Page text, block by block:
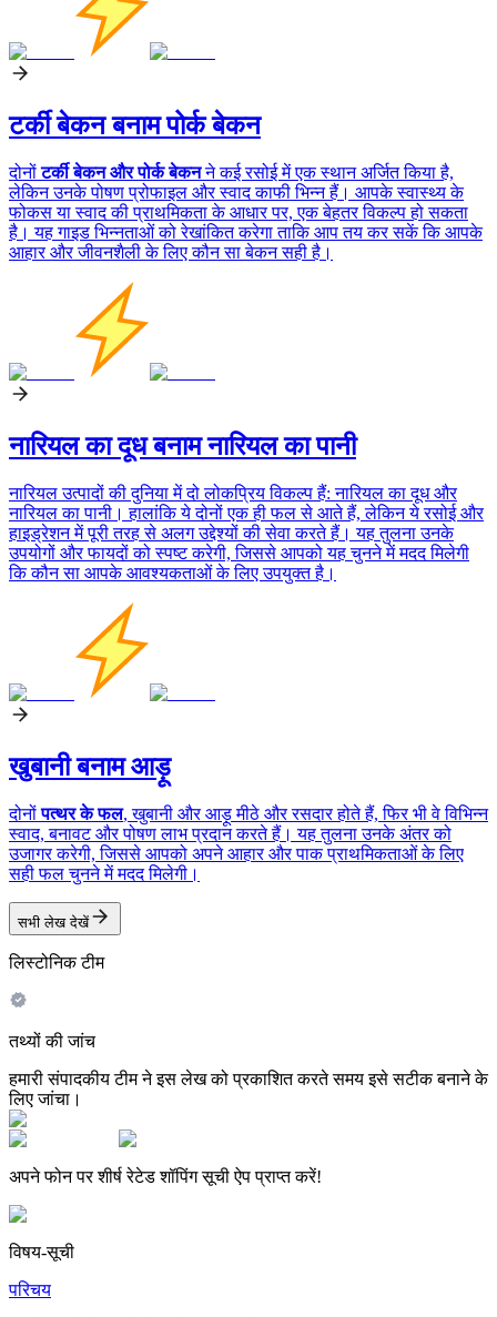
टर्की बेकन बनाम पोर्क बेकन
दोनोंटर्की बेकन और पोर्क बेकनने कई रसोई में एक स्थान अर्जित किया है,
लेकिन उनके पोषण प्रोफाइल और स्वाद काफी भिन्न हैं। आपके स्वास्थ्य के
फोकस या स्वाद की प्राथमिकता के आधार पर, एक बेहतर विकल्प हो सकता
है। यह गाइड भिन्नताओं को रेखांकित करेगा ताकि आप तय कर सकें कि आपके
आहार और जीवनशैली के लिए कौन सा बेकन सही है।
नारियल का दूध बनाम नारियल का पानी
नारियल उत्पादों की दुनिया में दो लोकप्रिय विकल्प हैं: नारियल का दूध और
नारियल का पानी। हालांकि ये दोनों एक ही फल से आते हैं, लेकिन ये रसोई और
हाइड्रेशन में पूरी तरह से अलग उद्देश्यों की सेवा करते हैं। यह तुलना उनके
उपयोगों और फायदों को स्पष्ट करेगी, जिससे आपको यह चुनने में मदद मिलेगी
कि कौन सा आपके आवश्यकताओं के लिए उपयुक्त है।
खुबानी बनाम आड़ू
दोनोंपत्थर के फल, खुबानी और आड़ू मीठे और रसदार होते हैं, फिर भी वे विभिन्न
स्वाद, बनावट और पोषण लाभ प्रदान करते हैं। यह तुलना उनके अंतर को
उजागर करेगी, जिससे आपको अपने आहार और पाक प्राथमिकताओं के लिए
सही फल चुनने में मदद मिलेगी।
सभी लेख देखें
लिस्टोनिक टीम
तथ्यों की जांच
हमारी संपादकीय टीम ने इस लेख को प्रकाशित करते समय इसे सटीक बनाने के
लिए जांचा।
अपने फोन पर शीर्ष रेटेड शॉपिंग सूची ऐप प्राप्त करें!
विषय-सूची
परिचय